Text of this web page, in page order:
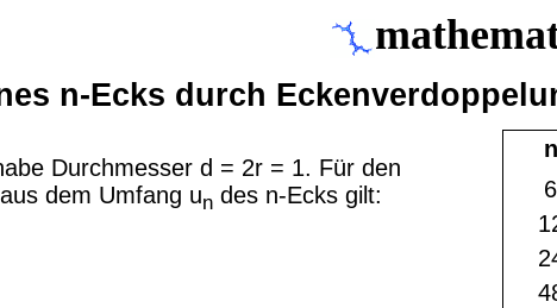
n-Ecks durch
Durchmesser d = 2r = 1. Für den
dem Umfang un des n-Ecks gilt:
n
6